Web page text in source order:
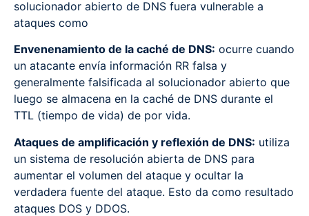
solucionador abierto de DNS fuera vulnerable a
ataques como
Envenenamiento de la caché de DNS: ocurre cuando
un atacante envía información RR falsa y
generalmente falsificada al solucionador abierto que
luego se almacena en la caché de DNS durante el
TTL (tiempo de vida) de por vida.
Ataques de amplificación y reflexión de DNS: utiliza
un sistema de resolución abierta de DNS para
aumentar el volumen del ataque y ocultar la
verdadera fuente del ataque. Esto da como resultado
ataques DOS y DDOS.